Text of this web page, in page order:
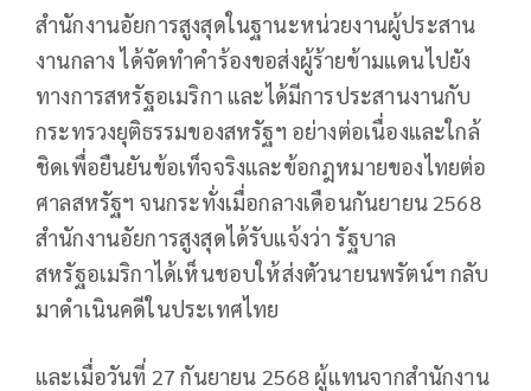
สำนักงานอัยการสูงสุดในฐานะหน่วยงานผู้ประสาน
งานกลาง ได้จัดทำคำร้องขอส่งผู้ร้ายข้ามแดนไปยัง
ทางการสหรัฐอเมริกา และได้มีการประสานงานกับ
กระทรวงยุติธรรมของสหรัฐฯ อย่างต่อเนื่องและใกล้
ชิดเพื่อยืนยันข้อเท็จจริงและข้อกฎหมายของไทยต่อ
ศาลสหรัฐฯ จนกระทั่งเมื่อกลางเดือนกันยายน 2568
สำนักงานอัยการสูงสุดได้รับแจ้งว่า รัฐบาล
สหรัฐอเมริกาได้เห็นชอบให้ส่งตัวนายนพรัตน์ฯ กลับ
มาดำเนินคดีในประเทศไทย
และเมื่อวันที่ 27 กันยายน 2568 ผู้แทนจากสำนักงาน